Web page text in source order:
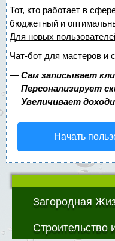
Тот, кто работает в
бюджетный и
Для новых
Чат-бот для мастеров и
— Сам записывает
— Персонализирует
— Увеличивает
Начать
Загородная
Строительство